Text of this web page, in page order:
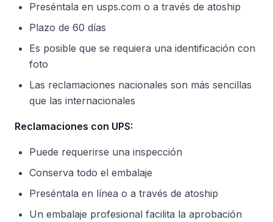
Preséntala en usps.com o a través de atoship
Plazo de 60 días
Es posible que se requiera una identificación con
foto
Las reclamaciones nacionales son más sencillas
que las internacionales
Reclamaciones con UPS:
Puede requerirse una inspección
Conserva todo el embalaje
Preséntala en línea o a través de atoship
Un embalaje profesional facilita la aprobación